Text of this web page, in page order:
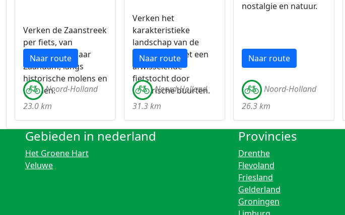
Verken de Zaanstreek
per fiets, van
Wormerveer naar
Zaandam, langs
historische molens en
kanalen.
Naar route
Noord-Holland
23.0 km
Verken het
karakteristieke
landschap van de
Zaanstreek met een
afwisselende
fietstocht door
historische buurten.
Naar route
Noord-Holland
31.3 km
nostalgie en natuur.
Naar route
Noord-Holland
26.3 km
Gebieden in nederland
Het Groene Hart
Veluwe
Provincies
Drenthe
Flevoland
Friesland
Gelderland
Groningen